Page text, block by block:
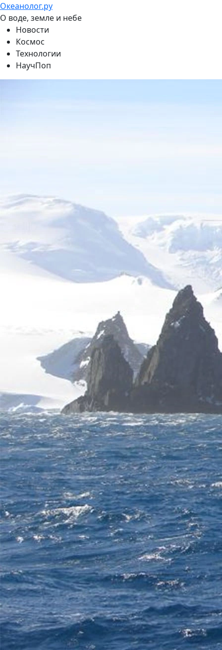
Океанолог.ру
О воде, земле и небе
Новости
Космос
Технологии
НаучПоп